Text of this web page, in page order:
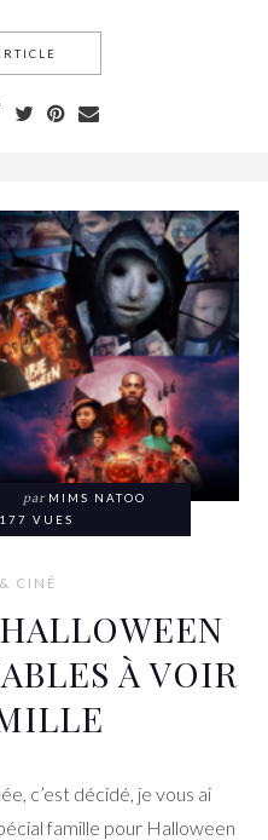
par MIMS NATOO
177 VUES
CINÉ
À VOIR
c’est décidé, je vous ai
famille pour Halloween